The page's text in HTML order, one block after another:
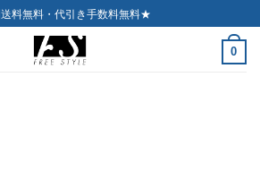
料無料・代引き手数料無料★
0